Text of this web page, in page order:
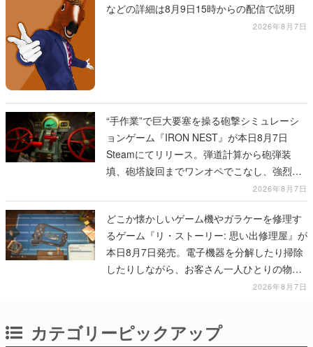
などの詳細は8月9日15時からの配信で説明
2026年8月7日
“手作業”で巨大要塞を操る砲撃シミュレーシ
ョンゲーム『IRON NEST』が本日8月7日
Steamにてリリース。弾道計算から砲弾装
填、砲塔旋回までワンオペでこなし、強烈な
一撃をブチかませるロマンある作品2026年8月7日
どこか懐かしいゲーム機やガラケーを修理す
るゲーム『リ・ストーリー: 思い出修理屋』が
本日8月7日発売。電子機器を分解したり掃除
したりしながら、お客さん一人ひとりの物語
2026年8月7日
カテゴリーピックアップ